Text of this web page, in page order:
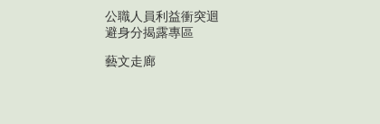
公職人員利益衝突迴
避身分揭露專區
藝文走廊